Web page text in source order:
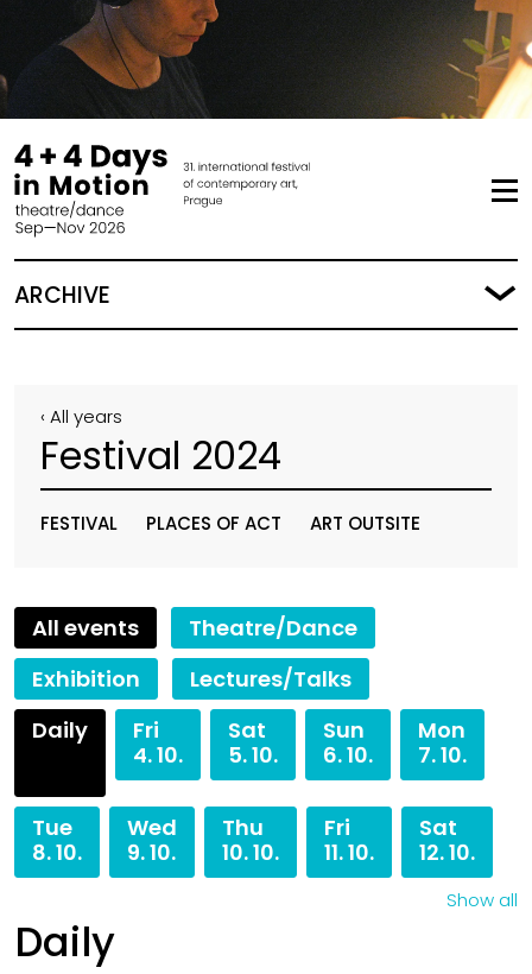
ARCHIVE
‹ All years
Festival 2024
FESTIVAL PLACES OF ACT ART OUTSITE
All events
Theatre/Dance
Exhibition
Lectures/Talks
Daily
Fri
4. 10.
Sat
5. 10.
Sun
6. 10.
Mon
7. 10.
Tue
8. 10.
Wed
9. 10.
Thu
10. 10.
Fri
11. 10.
Sat
12. 10.
Show all
Daily